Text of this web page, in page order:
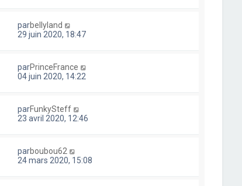
parbellyland
29 juin 2020, 18:47
parPrinceFrance
04 juin 2020, 14:22
parFunkySteff
23 avril 2020, 12:46
parboubou62
24 mars 2020, 15:08